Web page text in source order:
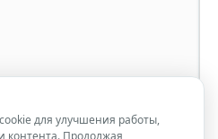
для улучшения работы,
контента. Продолжая